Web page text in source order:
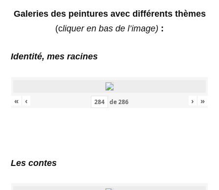
Galeries des peintures avec différents thèmes
(cliquer en bas de l’image) :
Identité, mes racines
« ‹ de286 › »
Les contes